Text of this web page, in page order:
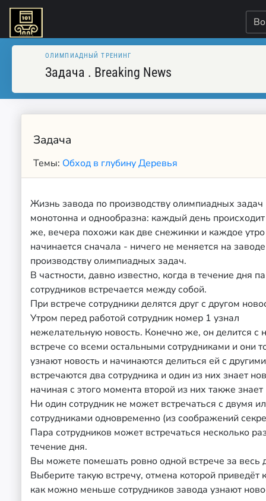
ОЛИМПИАДНЫЙ ТРЕНИНГ
Задача . Breaking News
Задача
Темы: Обход в глубинуДеревья
Жизнь завода по производству олимпиадных задач
монотонна и однообразна: каждый день
же, вечера похожи как две снежинки и каждое
начинается сначала - ничего не меняется на
производству олимпиадных задач.
В частности, давно известно, когда в течение дня
сотрудников встречается между собой.
При встрече сотрудники делятся друг с другом
Утром перед работой сотрудник номер 1 узнал
нежелательную новость. Конечно же, он делится с
встрече со всеми остальными сотрудниками и они
узнают новость и начинаются делиться ей с
встречаются два сотрудника и один из них знает
начиная с этого момента второй из них также знает
Ни один сотрудник не может встречаться с двумя
сотрудниками одновременно (из соображений
Пара сотрудников может встречаться несколько
течение дня.
Вы можете помешать ровно одной встрече за весь
Выберите такую встречу, отмена которой приведёт
как можно меньше сотрудников завода узнают